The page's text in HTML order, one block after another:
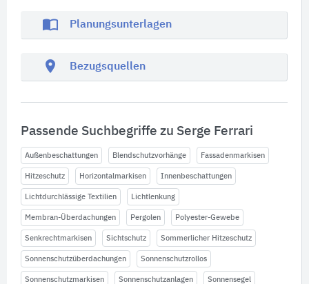
import_contacts Planungsunterlagen
location_on Bezugsquellen
Passende Suchbegriffe zu Serge Ferrari
Außenbeschattungen Blendschutzvorhänge Fassadenmarkisen
Hitzeschutz Horizontalmarkisen Innenbeschattungen
Lichtdurchlässige Textilien Lichtlenkung
Membran-Überdachungen Pergolen Polyester-Gewebe
Senkrechtmarkisen Sichtschutz Sommerlicher Hitzeschutz
Sonnenschutzüberdachungen Sonnenschutzrollos
Sonnenschutzmarkisen Sonnenschutzanlagen Sonnensegel